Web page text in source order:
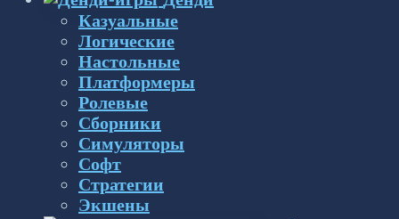
Казуальные
Логические
Настольные
Платформеры
Ролевые
Сборники
Симуляторы
Софт
Стратегии
Экшены